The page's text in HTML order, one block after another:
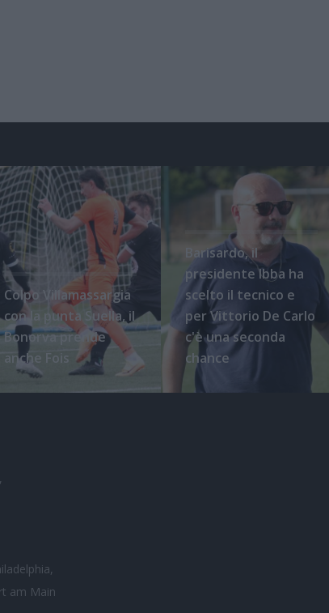
Colpo Villamassargia
con la punta Suella, il
Bonorva prende
anche Fois
Barisardo, il
presidente Ibba ha
scelto il tecnico e
per Vittorio De Carlo
c'è una seconda
chance
am Main